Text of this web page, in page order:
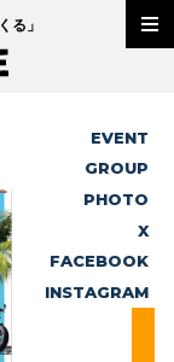
る 」
EVENT
GROUP
PHOTO
X
FACEBOOK
INSTAGRAM